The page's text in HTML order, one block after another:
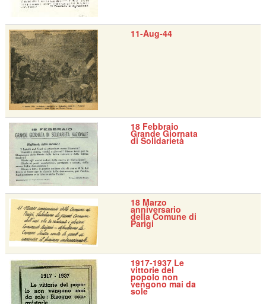
11-Aug-44
18 Febbraio
Grande Giornata
di Solidarietà
18 Marzo
anniversario
della Comune di
Parigi
1917-1937 Le
vittorie del
popolo non
vengono mai da
sole